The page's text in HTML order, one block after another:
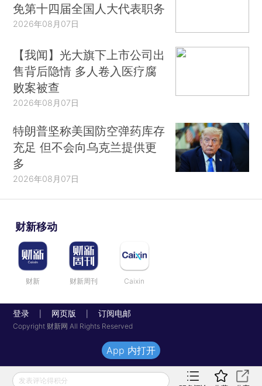
免第十四届全国人大代表职务
2026年08月07日
【我闻】光大旗下上市公司出
售背后隐情 多人卷入医疗腐
败案被查
2026年08月07日
特朗普坚称美国防空弹药库存
充足 但不会向乌克兰提供更
多
2026年08月07日
财新移动
财新 财新周刊 Caixin
登录 网页版 订阅电邮
Copyright 财新网 All Rights Reserved
发表评论得积分
App 内打开